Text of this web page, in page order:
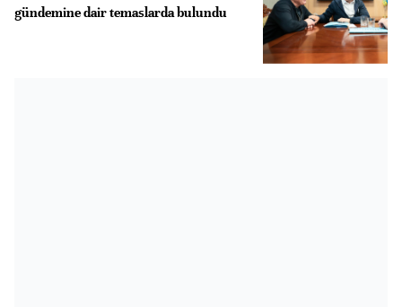
gündemine dair temaslarda bulundu